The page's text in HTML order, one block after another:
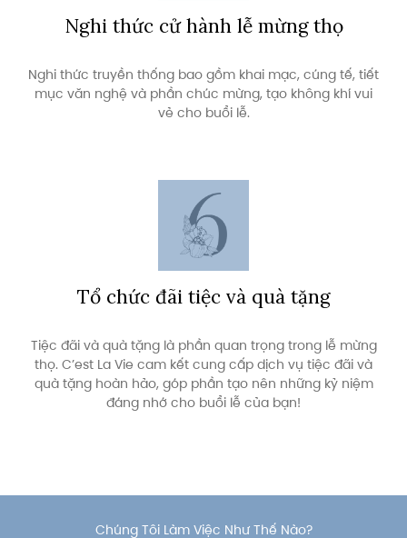
Nghi thức cử hành lễ mừng thọ
Nghi thức truyền thống bao gồm khai mạc, cúng tế, tiết
mục văn nghệ và phần chúc mừng, tạo không khí vui
vẻ cho buổi lễ.
Tổ chức đãi tiệc và quà tặng
Tiệc đãi và quà tặng là phần quan trọng trong lễ mừng
thọ. C’est La Vie cam kết cung cấp dịch vụ tiệc đãi và
quà tặng hoàn hảo, góp phần tạo nên những kỷ niệm
đáng nhớ cho buổi lễ của bạn!
Chúng Tôi Làm Việc Như Thế Nào?